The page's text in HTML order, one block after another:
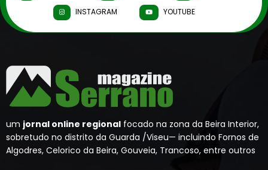
INSTAGRAM
YOUTUBE
um jornal online regional focado na zona da Beira Interior,
sobretudo no distrito da Guarda /Viseu— incluindo Fornos de
Algodres, Celorico da Beira, Gouveia, Trancoso, entre outros